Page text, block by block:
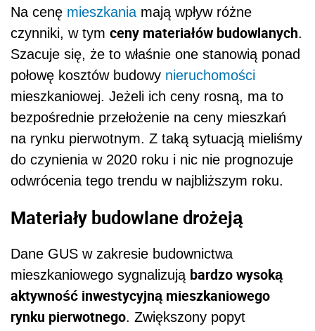
Na cenę mieszkania mają wpływ różne
czynniki, w tym ceny materiałów budowlanych.
Szacuje się, że to właśnie one stanowią ponad
połowę kosztów budowy nieruchomości
mieszkaniowej. Jeżeli ich ceny rosną, ma to
bezpośrednie przełożenie na ceny mieszkań
na rynku pierwotnym. Z taką sytuacją mieliśmy
do czynienia w 2020 roku i nic nie prognozuje
odwrócenia tego trendu w najbliższym roku.
Materiały budowlane drożeją
Dane GUS w zakresie budownictwa
mieszkaniowego sygnalizują bardzo wysoką
aktywność inwestycyjną mieszkaniowego
rynku pierwotnego. Zwiększony popyt